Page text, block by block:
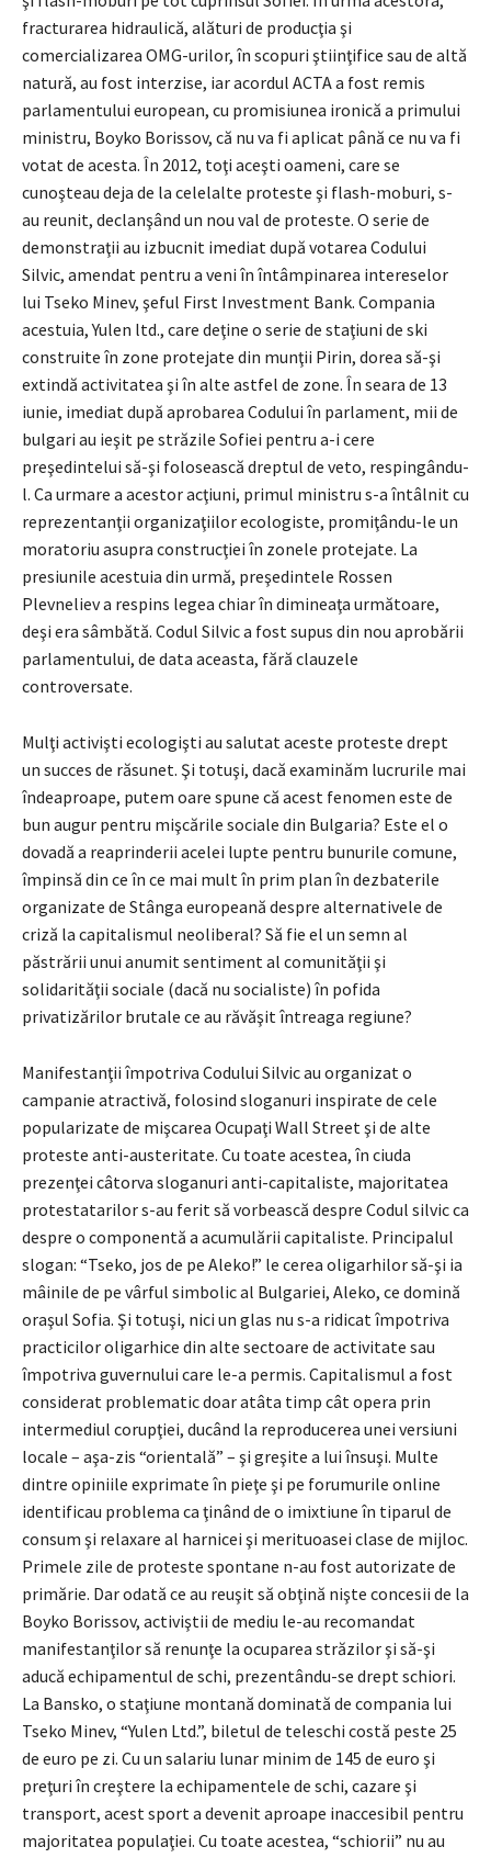
fracturarea hidraulică, alături de producţia şi
comercializarea OMG-urilor, în scopuri ştiinţifice sau de altă
natură, au fost interzise, iar acordul ACTA a fost remis
parlamentului european, cu promisiunea ironică a primului
ministru, Boyko Borissov, că nu va fi aplicat până ce nu va fi
votat de acesta. În 2012, toţi aceşti oameni, care se
cunoşteau deja de la celelalte proteste şi flash-moburi, s-
au reunit, declanşând un nou val de proteste. O serie de
demonstraţii au izbucnit imediat după votarea Codului
Silvic, amendat pentru a veni în întâmpinarea intereselor
lui Tseko Minev, şeful First Investment Bank. Compania
acestuia, Yulen ltd., care deţine o serie de staţiuni de ski
construite în zone protejate din munţii Pirin, dorea să-şi
extindă activitatea şi în alte astfel de zone. În seara de 13
iunie, imediat după aprobarea Codului în parlament, mii de
bulgari au ieşit pe străzile Sofiei pentru a-i cere
preşedintelui să-şi folosească dreptul de veto, respingându-
l. Ca urmare a acestor acţiuni, primul ministru s-a întâlnit cu
reprezentanţii organizaţiilor ecologiste, promiţându-le un
moratoriu asupra construcţiei în zonele protejate. La
presiunile acestuia din urmă, preşedintele Rossen
Plevneliev a respins legea chiar în dimineaţa următoare,
deşi era sâmbătă. Codul Silvic a fost supus din nou aprobării
parlamentului, de data aceasta, fără clauzele
controversate.
Mulţi activişti ecologişti au salutat aceste proteste drept
un succes de răsunet. Şi totuşi, dacă examinăm lucrurile mai
îndeaproape, putem oare spune că acest fenomen este de
bun augur pentru mişcările sociale din Bulgaria? Este el o
dovadă a reaprinderii acelei lupte pentru bunurile comune,
împinsă din ce în ce mai mult în prim plan în dezbaterile
organizate de Stânga europeană despre alternativele de
criză la capitalismul neoliberal? Să fie el un semn al
păstrării unui anumit sentiment al comunităţii şi
solidarităţii sociale (dacă nu socialiste) în pofida
privatizărilor brutale ce au răvăşit întreaga regiune?
Manifestanţii împotriva Codului Silvic au organizat o
campanie atractivă, folosind sloganuri inspirate de cele
popularizate de mişcarea Ocupaţi Wall Street şi de alte
proteste anti-austeritate. Cu toate acestea, în ciuda
prezenţei câtorva sloganuri anti-capitaliste, majoritatea
protestatarilor s-au ferit să vorbească despre Codul silvic ca
despre o componentă a acumulării capitaliste. Principalul
slogan: “Tseko, jos de pe Aleko!” le cerea oligarhilor să-şi ia
mâinile de pe vârful simbolic al Bulgariei, Aleko, ce domină
oraşul Sofia. Şi totuşi, nici un glas nu s-a ridicat împotriva
practicilor oligarhice din alte sectoare de activitate sau
împotriva guvernului care le-a permis. Capitalismul a fost
considerat problematic doar atâta timp cât opera prin
intermediul corupţiei, ducând la reproducerea unei versiuni
locale – aşa-zis “orientală” – şi greşite a lui însuşi. Multe
dintre opiniile exprimate în pieţe şi pe forumurile online
identificau problema ca ţinând de o imixtiune în tiparul de
consum şi relaxare al harnicei şi merituoasei clase de mijloc.
Primele zile de proteste spontane n-au fost autorizate de
primărie. Dar odată ce au reuşit să obţină nişte concesii de la
Boyko Borissov, activiştii de mediu le-au recomandat
manifestanţilor să renunţe la ocuparea străzilor şi să-şi
aducă echipamentul de schi, prezentându-se drept schiori.
La Bansko, o staţiune montană dominată de compania lui
Tseko Minev, “Yulen Ltd.”, biletul de teleschi costă peste 25
de euro pe zi. Cu un salariu lunar minim de 145 de euro şi
preţuri în creştere la echipamentele de schi, cazare şi
transport, acest sport a devenit aproape inaccesibil pentru
majoritatea populaţiei. Cu toate acestea, “schiorii” nu au